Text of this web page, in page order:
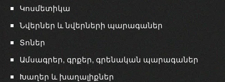
Կոսմետիկա
Նվերներ և նվերների պարագաներ
Տոներ
Ամսագրեր, գրքեր, գրենական պարագաներ
Խաղեր և խաղալիքներ